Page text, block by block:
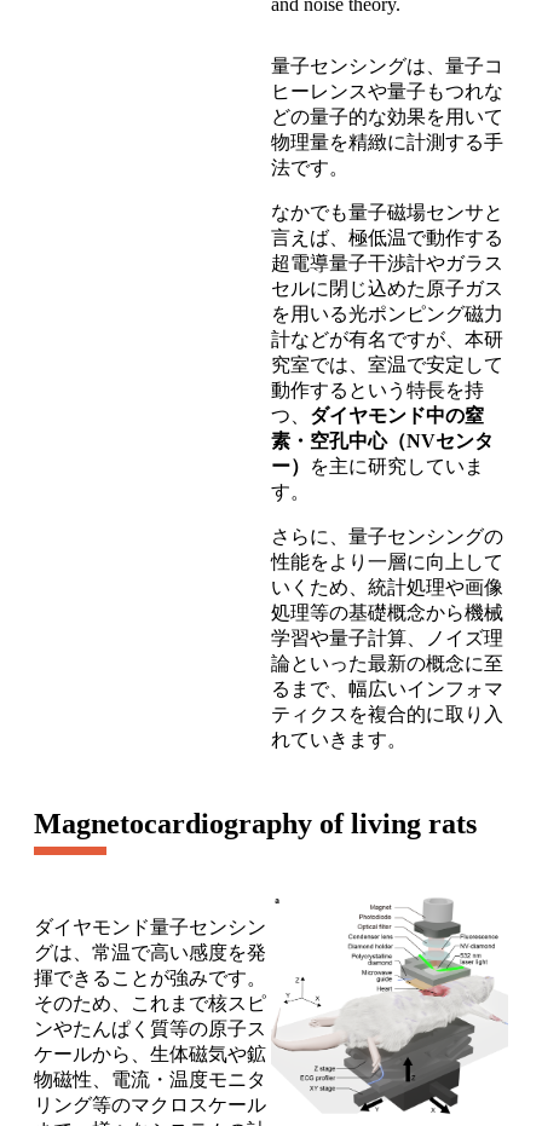
and noise theory.
量子センシングは、量子コ
ヒーレンスや量子もつれな
どの量子的な効果を用いて
物理量を精緻に計測する手
法です。
なかでも量子磁場センサと
言えば、極低温で動作する
超電導量子干渉計やガラス
セルに閉じ込めた原子ガス
を用いる光ポンピング磁力
計などが有名ですが、本研
究室では、室温で安定して
動作するという特長を持
つ、 ダイヤモンド中の窒
素・空孔中心（NVセンタ
ー）
を主に研究していま
す。
さらに、量子センシングの
性能をより一層に向上して
いくため、統計処理や画像
処理等の基礎概念から機械
学習や量子計算、ノイズ理
論といった最新の概念に至
るまで、幅広いインフォマ
ティクスを複合的に取り入
れていきます。
Magnetocardiography of living rats
ダイヤモンド量子センシン
グは、常温で高い感度を発
揮できることが強みです。
そのため、これまで核スピ
ンやたんぱく質等の原子ス
ケールから、生体磁気や鉱
物磁性、電流・温度モニタ
リング等のマクロスケール